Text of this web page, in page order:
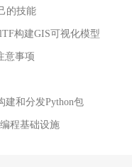
的技能
构建GIS可视化模型
意事项
建和分发Python包
程基础设施